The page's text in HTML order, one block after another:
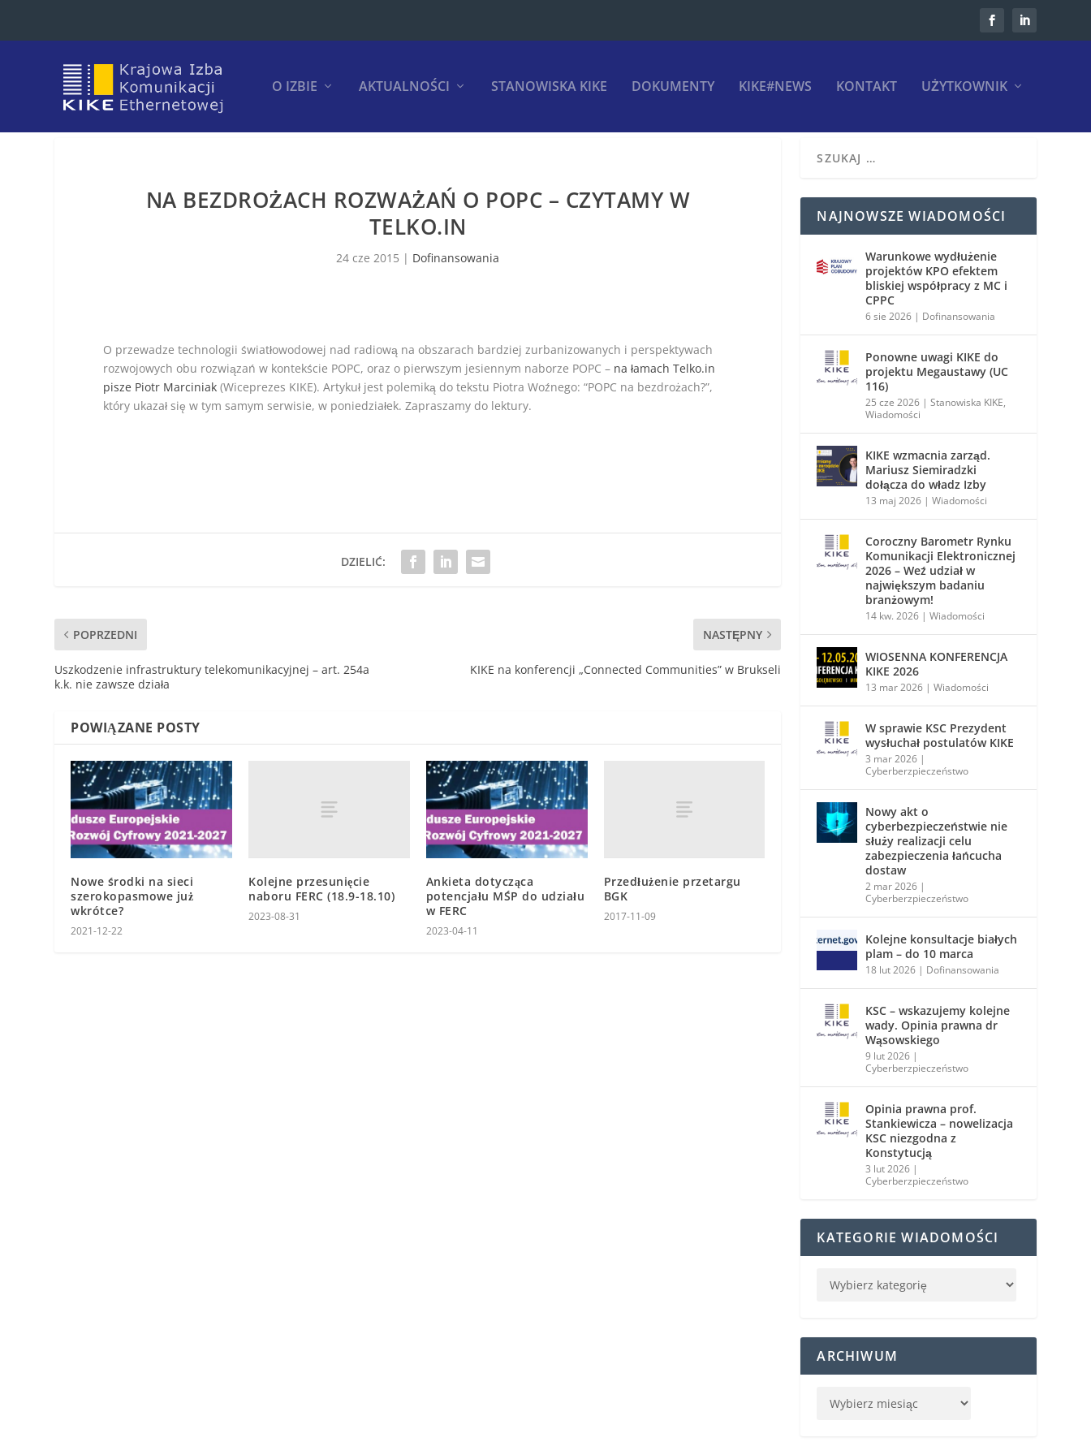
O IZBIE AKTUALNOŚCI STANOWISKA KIKE DOKUMENTY KIKE#NEWS KONTAKT UŻYTKOWNIK
NA BEZDROŻACH ROZWAŻAŃ O POPC – CZYTAMY W
TELKO.IN
24 cze 2015 | Dofinansowania
O przewadze technologii światłowodowej nad radiową na obszarach bardziej zurbanizowanych i perspektywach
rozwojowych obu rozwiązań w kontekście POPC, oraz o pierwszym jesiennym naborze POPC – na łamach Telko.in
pisze Piotr Marciniak (Wiceprezes KIKE). Artykuł jest polemiką do tekstu Piotra Woźnego: “POPC na bezdrożach?”,
który ukazał się w tym samym serwisie, w poniedziałek. Zapraszamy do lektury.
DZIELIĆ:
POPRZEDNI
Uszkodzenie infrastruktury telekomunikacyjnej – art. 254a
k.k. nie zawsze działa
NASTĘPNY
KIKE na konferencji „Connected Communities” w Brukseli
POWIĄZANE POSTY
Nowe środki na sieci
szerokopasmowe już
wkrótce?
2021-12-22
Kolejne przesunięcie
naboru FERC (18.9-18.10)
2023-08-31
Ankieta dotycząca
potencjału MŚP do udziału
w FERC
2023-04-11
Przedłużenie przetargu
BGK
2017-11-09
NAJNOWSZE WIADOMOŚCI
Warunkowe wydłużenie
projektów KPO efektem
bliskiej współpracy z MC i
CPPC
6 sie 2026 | Dofinansowania
Ponowne uwagi KIKE do
projektu Megaustawy (UC
116)
25 cze 2026 |Stanowiska KIKE,
Wiadomości
KIKE wzmacnia zarząd.
Mariusz Siemiradzki
dołącza do władz Izby
13 maj 2026 |Wiadomości
Coroczny Barometr Rynku
Komunikacji Elektronicznej
2026 – Weź udział w
największym badaniu
branżowym!
14 kw. 2026 |Wiadomości
WIOSENNA KONFERENCJA
KIKE 2026
13 mar 2026 |Wiadomości
W sprawie KSC Prezydent
wysłuchał postulatów KIKE
3 mar 2026 |
Cyberberzpieczeństwo
Nowy akt o
cyberbezpieczeństwie nie
służy realizacji celu
zabezpieczenia łańcucha
dostaw
2 mar 2026 |
Cyberberzpieczeństwo
Kolejne konsultacje białych
plam – do 10 marca
18 lut 2026 | Dofinansowania
KSC – wskazujemy kolejne
wady. Opinia prawna dr
Wąsowskiego
9 lut 2026 |
Cyberberzpieczeństwo
Opinia prawna prof.
Stankiewicza – nowelizacja
KSC niezgodna z
Konstytucją
3 lut 2026 |
Cyberberzpieczeństwo
KATEGORIE WIADOMOŚCI
ARCHIWUM